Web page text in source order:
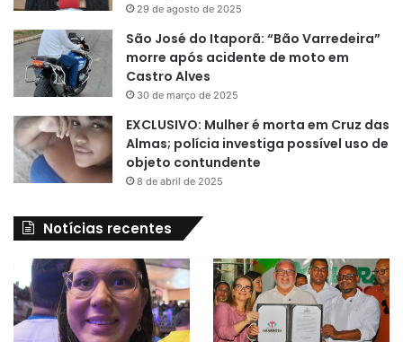
29 de agosto de 2025
São José do Itaporã: “Bão Varredeira”
morre após acidente de moto em
Castro Alves
30 de março de 2025
EXCLUSIVO: Mulher é morta em Cruz das
Almas; polícia investiga possível uso de
objeto contundente
8 de abril de 2025
Notícias recentes